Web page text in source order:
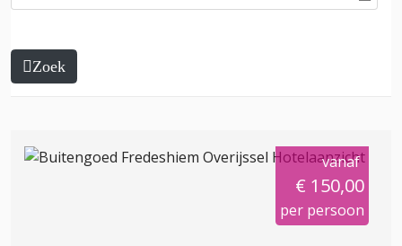
Zoek
vanaf
€ 150,00
per persoon